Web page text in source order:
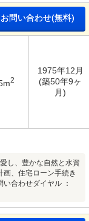
お問い合わせ(無料)
2
1975年12月
(築50年9ヶ
月)
し、豊かな自然と水資
、住宅ローン手続き
合わせダイヤル ：